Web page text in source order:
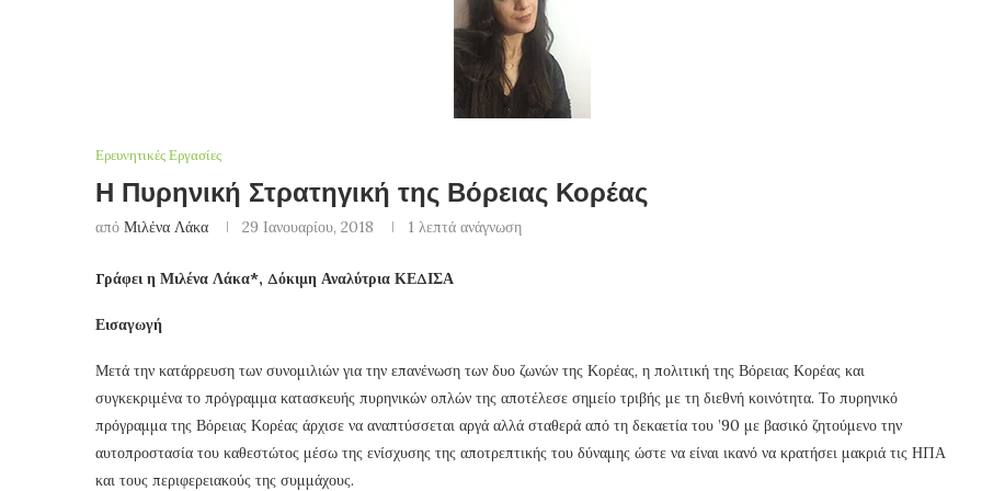
Ερευνητικές Εργασίες
Η Πυρηνική Στρατηγική της Βόρειας Κορέας
από Μιλένα Λάκα 29 Ιανουαρίου, 2018 1 λεπτά ανάγνωση
Γράφει η Μιλένα Λάκα*, Δόκιμη Αναλύτρια ΚΕΔΙΣΑ
Εισαγωγή
Μετά την κατάρρευση των συνομιλιών για την επανένωση των δυο ζωνών της Κορέας, η πολιτική της Βόρειας Κορέας και
συγκεκριμένα το πρόγραμμα κατασκευής πυρηνικών οπλών της αποτέλεσε σημείο τριβής με τη διεθνή κοινότητα. Το πυρηνικό
πρόγραμμα της Βόρειας Κορέας άρχισε να αναπτύσσεται αργά αλλά σταθερά από τη δεκαετία του ’90 με βασικό ζητούμενο την
αυτοπροστασία του καθεστώτος μέσω της ενίσχυσης της αποτρεπτικής του δύναμης ώστε να είναι ικανό να κρατήσει μακριά τις ΗΠΑ
και τους περιφερειακούς της συμμάχους.